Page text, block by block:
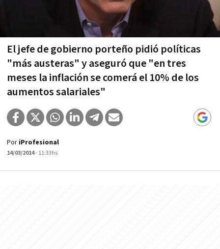
El jefe de gobierno porteño pidió políticas
"más austeras" y aseguró que "en tres
meses la inflación se comerá el 10% de los
aumentos salariales"
Por iProfesional
14/03/2014- 11:33hs